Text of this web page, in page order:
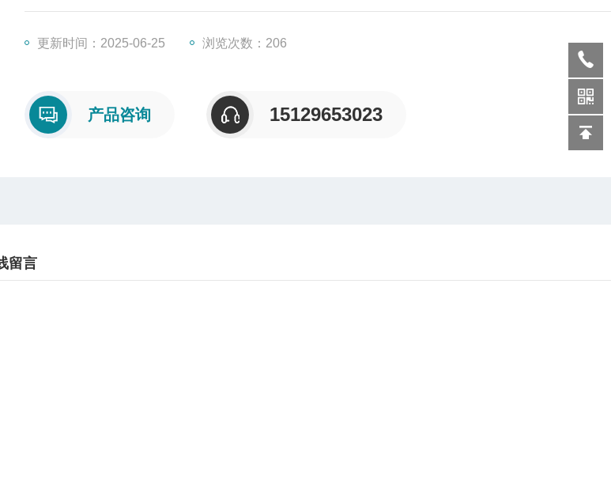
更新时间：2025-06-25 浏览次数：206
产品咨询 15129653023
留言